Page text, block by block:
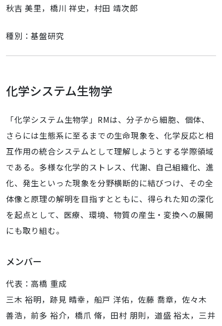
秋吉 美里，橋川 祥史，村田 靖次郎
種別：基盤研究
化学システム生物学
「化学システム生物学」RMは、分子から細胞、個体、
さらには生態系に至るまでの生命現象を、化学反応と相
互作用の統合システムとして理解しようとする学際領域
である。多様な化学的ストレス、代謝、自己組織化、進
化、発生といった現象を分野横断的に結びつけ、その全
体像と原理の解明を目指すとともに、得られた知の深化
を起点として、医療、環境、物質の産生・変換への展開
にも取り組む。
メンバー
代表：高橋 重成
三木 裕明，跡見 晴幸，船戸 洋佑，佐藤 喬章，佐々木
善浩，前多 裕介，橋爪 脩，田村 朋則，道盛 裕太，三井